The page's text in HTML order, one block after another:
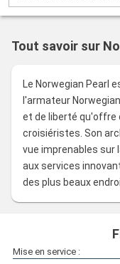
Tout savoir sur
Le Norwegian Pearl
l'armateur
et de liberté qu'offre
croisiéristes. Son
vue imprenables sur
aux services
des plus beaux
Mise en service :